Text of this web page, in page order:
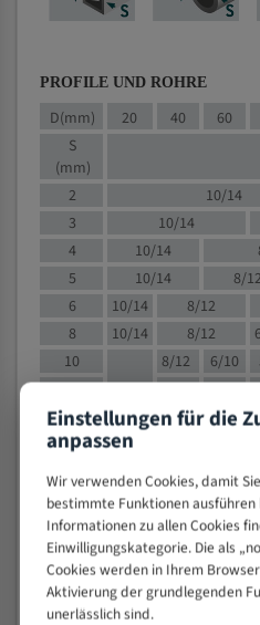
PROFILE UND ROHRE
D(mm) 20 40 60
S
(mm)
2
10/14
3
10/14
4
10/14
5
10/14 8/12
6
10/14 8/12
8
10/14 8/12
10
8/12 6/10
12
8/12 6/10
15
8/12 6/10
20
30
50
80
> 100
VOLLMATERIAL
Einstellungen für die
anpassen
Wir verwenden Cookies, damit
bestimmte Funktionen
Informationen zu allen Cookies
Einwilligungskategorie. Die als
Cookies werden in Ihrem
Aktivierung der grundlegenden
unerlässlich sind.